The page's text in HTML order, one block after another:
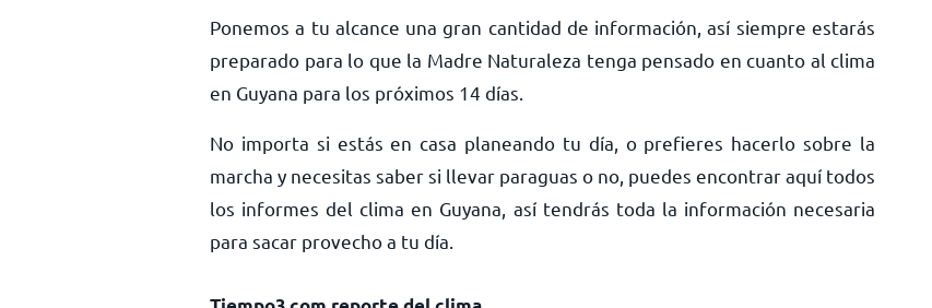
Ponemos a tu alcance una gran cantidad de información, así siempre estarás
preparado para lo que la Madre Naturaleza tenga pensado en cuanto al clima
en Guyana para los próximos 14 días.
No importa si estás en casa planeando tu día, o prefieres hacerlo sobre la
marcha y necesitas saber si llevar paraguas o no, puedes encontrar aquí todos
los informes del clima en Guyana, así tendrás toda la información necesaria
para sacar provecho a tu día.